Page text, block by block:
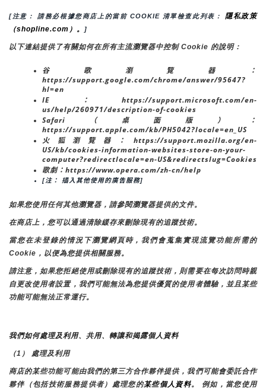
[注意： 請務必根據您商店上的當前 COOKIE 清單檢查此列表： 隱私政策
（shopline.com）。
]
以下連結提供了有關如何在所有主流瀏覽器中控制 Cookie 的說明：
谷歌瀏覽器：
https://support.google.com/chrome/answer/95647?
hl=en
IE：https://support.microsoft.com/en-
us/help/260971/description-of-cookies
Safari（桌面版）：
https://support.apple.com/kb/PH5042?locale=en_US
火狐瀏覽器：https://support.mozilla.org/en-
US/kb/cookies-information-websites-store-on-your-
computer?redirectlocale=en-US&redirectslug=Cookies
歌劇：https://www.opera.com/zh-cn/help
[注： 插入其他使用的廣告服務]
如果您使用任何其他瀏覽器，請參閱瀏覽器提供的文件。
在商店上，您可以通過清除緩存來刪除現有的追蹤技術。
當您在未登錄的情況下瀏覽網頁時，我們會蒐集實現流覽功能所需的
Cookie，以便為您提供相關服務。
請注意，如果您拒絕使用或刪除現有的追蹤技術，則需要在每次訪問時親
自更改使用者設置，我們可能無法為您提供優質的使用者體驗，並且某些
功能可能無法正常運行。
我們如何處理及利用、共用、轉讓和揭露個人資料
（1） 處理及利用
商店的某些功能可能由我們的第三方合作夥伴提供，我們可能會委託合作
夥伴（包括技術服務提供者）處理您的某些個人資料。 例如，當您使用